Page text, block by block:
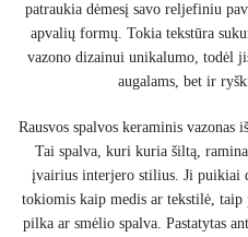
patraukia dėmesį savo reljefiniu
apvalių formų. Tokia tekstūra
vazono dizainui unikalumo, todėl
augalams, bet ir
Rausvos spalvos keraminis vazonas
Tai spalva, kuri kuria šiltą,
įvairius interjero stilius. Ji puikiai
tokiomis kaip medis ar tekstilė, taip
pilka ar smėlio spalva. Pastatytas